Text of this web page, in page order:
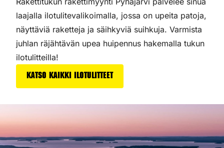
laajalla ilotulitevalikoimalla, jossa on upeita patoja,
näyttäviä raketteja ja säihkyviä suihkuja. Varmista
juhlan räjähtävän upea huipennus hakemalla tukun
ilotulitteilla!
Katso kaikki ilotulitteet